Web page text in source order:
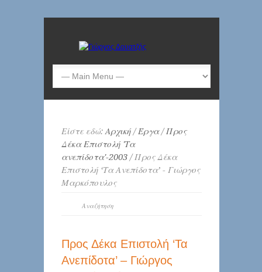
Είστε εδώ:Αρχική/Έργα/Προς
Δέκα Επιστολή 'Τα
ανεπίδοτα'-2003/ Προς Δέκα
Επιστολή ‘Τα Ανεπίδοτα’ - Γιώργος
Μαρκόπουλος
Προς Δέκα Επιστολή ‘Τα
Ανεπίδοτα’ – Γιώργος